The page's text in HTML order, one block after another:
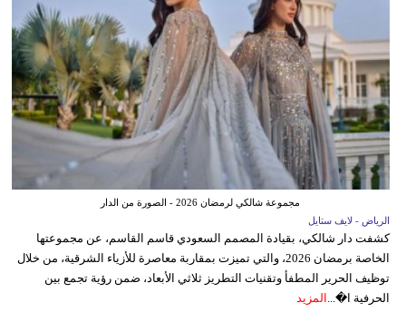
مجموعة شالكي لرمضان 2026 - الصورة من الدار
الرياض - لايف ستايل
كشفت دار شالكي، بقيادة المصمم السعودي قاسم القاسم، عن مجموعتها
الخاصة برمضان 2026، والتي تميزت بمقاربة معاصرة للأزياء الشرقية، من خلال
توظيف الحرير المطفأ وتقنيات التطريز ثلاثي الأبعاد، ضمن رؤية تجمع بين
الحرفية ا�... المزيد